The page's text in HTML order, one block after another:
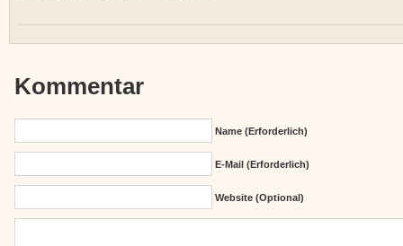
Kommentar
Name (erforderlich)
E-Mail (erforderlich)
Website (Optional)